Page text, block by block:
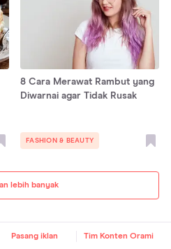
lebih banyak
8 Cara Merawat Rambut yang
Diwarnai agar Tidak Rusak
FASHION & BEAUTY
Pasang iklan Tim Konten Orami